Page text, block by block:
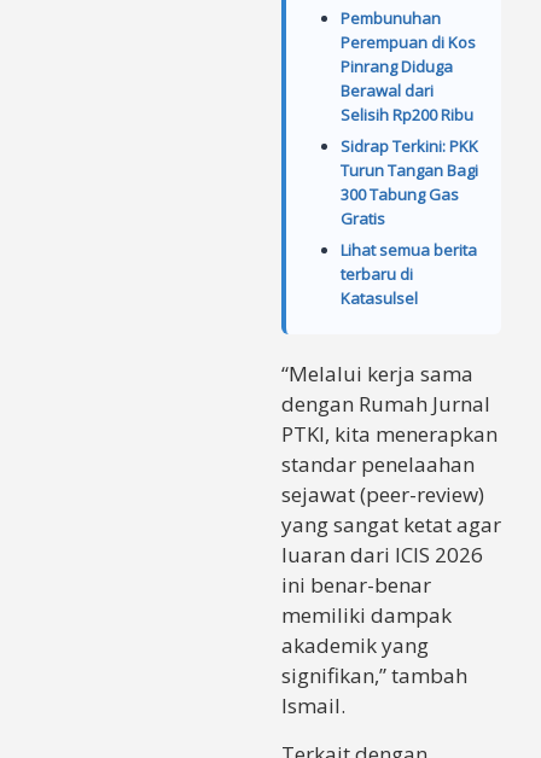
Pembunuhan
Perempuan di Kos
Pinrang Diduga
Berawal dari
Selisih Rp200 Ribu
Sidrap Terkini: PKK
Turun Tangan Bagi
300 Tabung Gas
Gratis
Lihat semua berita
terbaru di
Katasulsel
“Melalui kerja sama
dengan Rumah Jurnal
PTKI, kita menerapkan
standar penelaahan
sejawat (peer-review)
yang sangat ketat agar
luaran dari ICIS 2026
ini benar-benar
memiliki dampak
akademik yang
signifikan,” tambah
Ismail.